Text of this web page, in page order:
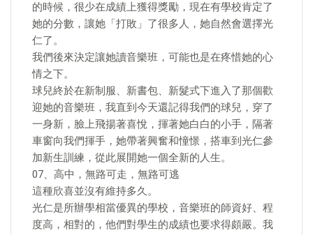
的時候，很少在成績上獲得獎勵，現在有學校肯定了
她的分數，讓她「打敗」了很多人，她自然會選擇光
仁了。
我們後來決定讓她讀音樂班，可能也是在疼惜她的心
情之下。
球兒終於在新制服、新書包、新髮式下進入了那個歡
迎她的音樂班，我直到今天還記得我們的球兒，穿了
一身新，臉上飛揚著喜悅，揮著她白白的小手，隔著
車窗向我們揮手，她帶著興奮和憧憬，搭車到光仁參
加新生訓練，從此展開她一個全新的人生。
07、高中，無路可走，無路可逃
這種欣喜並沒有維持多久。
光仁是所辦學相當優異的學校，音樂班的師資好、程
度高，相對的，他們對學生的成績也要求得頗嚴。我